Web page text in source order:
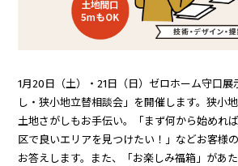
1月20日（土）・21日（日）ゼロホーム守口
し・狭小地立替相談会」を開催します。狭小
土地さがしもお手伝い。「まず何から始めれ
区で良いエリアを見つけたい！」などお客様
お答えします。また、「お楽しみ福箱」があ